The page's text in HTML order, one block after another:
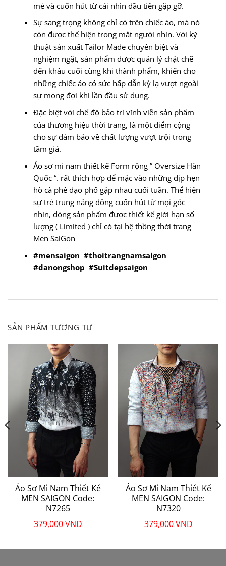
mẻ và cuốn hút từ cái nhìn đầu tiên gặp gỡ.
Sự sang trọng không chỉ có trên chiếc áo, mà nó
còn được thể hiện trong mắt người nhìn. Với kỹ
thuật sản xuất Tailor Made chuyên biệt và
nghiệm ngặt, sản phẩm được quản lý chặt chẽ
đến khâu cuối cùng khi thành phẩm, khiến cho
những chiếc áo có sức hấp dẫn kỳ lạ vượt ngoài
sự mong đợi khi lần đầu sử dụng.
Đặc biệt với chế độ bảo trì vĩnh viễn sản phẩm
của thương hiệu thời trang, là một điểm cộng
cho sự đảm bảo về chất lượng vượt trội trong
tầm giá.
Áo sơ mi nam thiết kế Form rộng ” Oversize Hàn
Quốc “. rất thích hợp để mặc vào những dịp hẹn
hò cà phê dạo phố gặp nhau cuối tuần. Thể hiện
sự trẻ trung năng đông cuốn hút từ mọi góc
nhìn, dòng sản phẩm được thiết kế giới hạn số
lượng ( Limited ) chỉ có tại hệ thồng thời trang
Men SaiGon
#mensaigon #thoitrangnamsaigon
#danongshop #Suitdepsaigon
SẢN PHẨM TƯƠNG TỰ
Áo Sơ Mi Nam Thiết Kế
MEN SAIGON Code:
N7265
379,000VND
Áo Sơ Mi Nam Thiết Kế
MEN SAIGON Code:
N7320
379,000VND